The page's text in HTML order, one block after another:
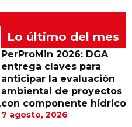
Lo último del mes
PerProMin 2026: DGA
entrega claves para
anticipar la evaluación
ambiental de proyectos
con componente hídrico
7 agosto, 2026